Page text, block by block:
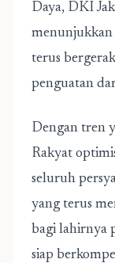
Daya, DKI
menunjukkan
terus
penguatan
Dengan tren
Rakyat
seluruh
yang terus
bagi lahirnya
siap